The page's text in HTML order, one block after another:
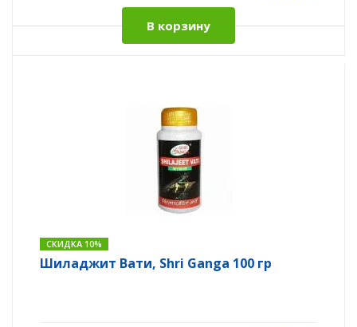
В корзину
СКИДКА 10%
Шиладжит Вати, Shri Ganga 100 гр